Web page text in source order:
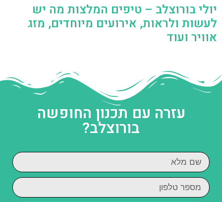
יולי בורוצלב – טיפים המלצות מה יש
לעשות ולראות, אירועים מיוחדים, מזג
אוויר ועוד
עזרה עם תכנון החופשה
בורוצלב?